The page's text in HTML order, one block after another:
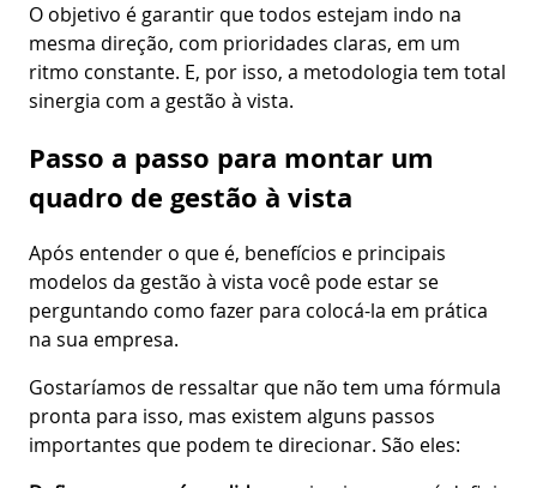
O objetivo é garantir que todos estejam indo na
mesma direção, com prioridades claras, em um
ritmo constante. E, por isso, a metodologia tem total
sinergia com a gestão à vista.
Passo a passo para montar um
quadro de gestão à vista
Após entender o que é, benefícios e principais
modelos da gestão à vista você pode estar se
perguntando como fazer para colocá-la em prática
na sua empresa.
Gostaríamos de ressaltar que não tem uma fórmula
pronta para isso, mas existem alguns passos
importantes que podem te direcionar. São eles: